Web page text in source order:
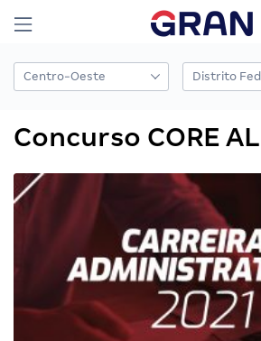
Concurso CORE AL